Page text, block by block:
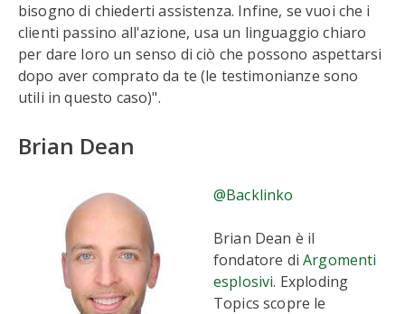
bisogno di chiederti assistenza. Infine, se vuoi che i
clienti passino all'azione, usa un linguaggio chiaro
per dare loro un senso di ciò che possono aspettarsi
dopo aver comprato da te (le testimonianze sono
utili in questo caso)".
Brian Dean
@Backlinko
Brian Dean è il
fondatore diArgomenti
esplosivi. Exploding
Topics scopre le